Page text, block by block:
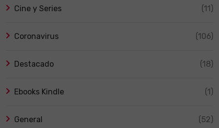
Cine y Series (11)
Coronavirus (106)
Destacado (18)
Ebooks Kindle (1)
General (52)